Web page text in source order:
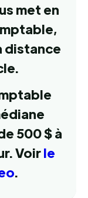
met en
distance
500 $ à
Voirle
.